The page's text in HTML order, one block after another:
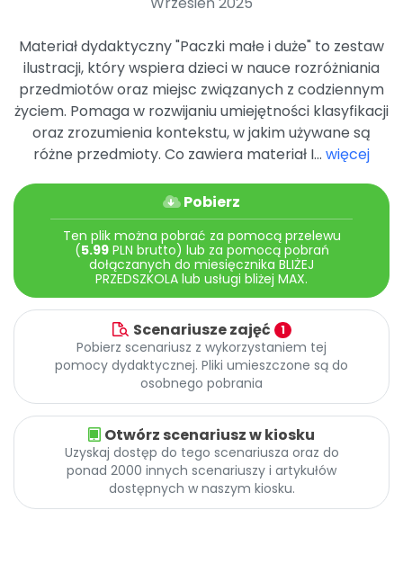
Materiał dydaktyczny "Paczki małe i duże" to zestaw
ilustracji, który wspiera dzieci w nauce rozróżniania
przedmiotów oraz miejsc związanych z codziennym
życiem. Pomaga w rozwijaniu umiejętności klasyfikacji
oraz zrozumienia kontekstu, w jakim używane są
różne przedmioty. Co zawiera materiał I... więcej
Pobierz
Ten plik można pobrać za pomocą przelewu
(5.99PLN brutto) lub za pomocą pobrań
dołączanych do miesięcznika BLIŻEJ
PRZEDSZKOLA lub usługi bliżej MAX.
Scenariusze zajęć 1
Pobierz scenariusz z wykorzystaniem tej
pomocy dydaktycznej. Pliki umieszczone są do
osobnego pobrania
Otwórz scenariusz w kiosku
Uzyskaj dostęp do tego scenariusza oraz do
ponad 2000 innych scenariuszy i artykułów
dostępnych w naszym kiosku.